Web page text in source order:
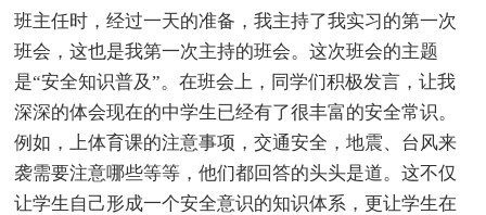
班主任时，经过一天的准备，我主持了我实习的第一次
班会，这也是我第一次主持的班会。这次班会的主题
是“安全知识普及”。在班会上，同学们积极发言，让我
深深的体会现在的中学生已经有了很丰富的安全常识。
例如，上体育课的注意事项，交通安全，地震、台风来
袭需要注意哪些等等，他们都回答的头头是道。这不仅
让学生自己形成一个安全意识的知识体系，更让学生在